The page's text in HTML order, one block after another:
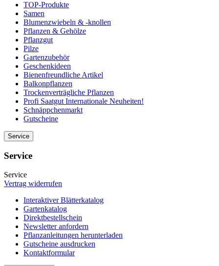
TOP-Produkte
Samen
Blumenzwiebeln & -knollen
Pflanzen & Gehölze
Pflanzgut
Pilze
Gartenzubehör
Geschenkideen
Bienenfreundliche Artikel
Balkonpflanzen
Trockenverträgliche Pflanzen
Profi Saatgut Internationale Neuheiten!
Schnäppchenmarkt
Gutscheine
Service
Service
Service
Vertrag widerrufen
Interaktiver Blätterkatalog
Gartenkatalog
Direktbestellschein
Newsletter anfordern
Pflanzanleitungen herunterladen
Gutscheine ausdrucken
Kontaktformular